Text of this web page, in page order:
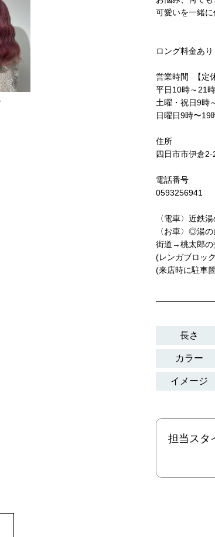
可愛いを一緒に
ロング料金あり
営業時間 【定
平日10時～21時
土曜・祝日9時
日曜日9時〜19
住所
四日市市伊倉
電話番号
0593256941
〈電車〉近鉄
〈お車〉◎湯
街道→桃太郎の
(レンガブロッ
(来店時に駐車
長さ
カラー
イメージ
担当スタ